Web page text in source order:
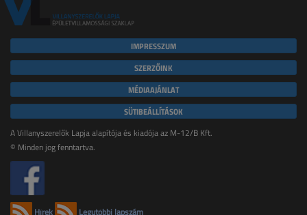
IMPRESSZUM
SZERZŐINK
MÉDIAAJÁNLAT
SÜTIBEÁLLÍTÁSOK
A Villanyszerelők Lapja alapítója és kiadója az M-12/B Kft.
© Minden jog fenntartva.
Hírek Legutóbbi lapszám